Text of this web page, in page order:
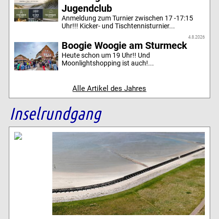
Jugendclub
Anmeldung zum Turnier zwischen 17 -17:15
Uhr!!! Kicker- und Tischtennisturnier...
4.8.2026
Boogie Woogie am Sturmeck
Heute schon um 19 Uhr!! Und
Moonlightshopping ist auch!...
Alle Artikel des Jahres
Inselrundgang